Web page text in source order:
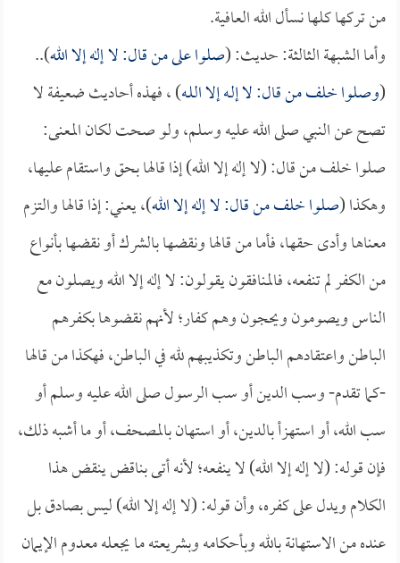
من تركها كلها نسأل الله العافية.
وأما الشبهة الثالثة: حديث: (صلوا على من قال: لا إله إلا الله)..
(وصلوا خلف من قال: لا إلـه إلا اللـه) ، فهذه أحاديث ضعيفة لا
تصح عن النبي صلى الله عليه وسلم، ولو صحت لكان المعنى:
صلوا خلف من قال: (لا إله إلا الله) إذا قالها بحق واستقام عليها،
وهكذا (صلوا خلف من قال: لا إله إلا الله)، يعني: إذا قالها والتزم
معناها وأدى حقها، فأما من قالها ونقضها بالشرك أو نقضها بأنواع
من الكفر لم تنفعه، فالمنافقون يقولون: لا إله إلا الله ويصلون مع
الناس ويصومون ويحجون وهم كفار؛ لأنهم نقضوها بكفرهم
الباطن واعتقادهم الباطن وتكذيبهم لله في الباطن، فهكذا من قالها
-كما تقدم- وسب الدين أو سب الرسول صلى الله عليه وسلم أو
سب الله، أو استهزأ بالدين، أو استهان بالمصحف، أو ما أشبه ذلك،
فإن قوله: (لا إله إلا الله) لا ينفعه؛ لأنه أتى بناقض ينقض هذا
الكلام ويدل على كفره، وأن قوله: (لا إله إلا الله) ليس بصادق بل
عنده من الاستهانة بالله وبأحكامه وبشريعته ما يجعله معدوم الإيمان